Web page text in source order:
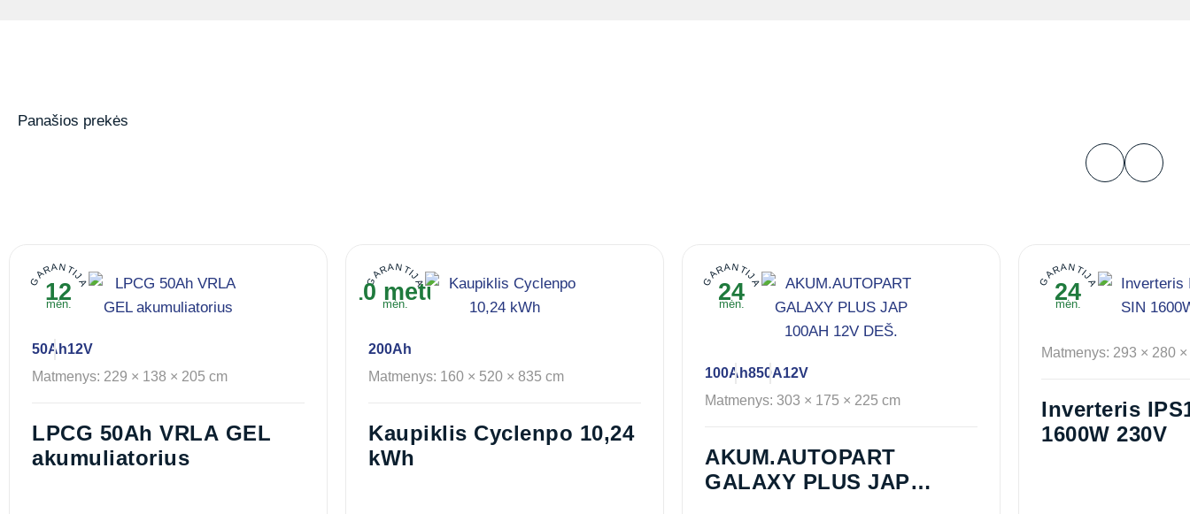
Panašios prekės
GARANTIJA
12
mėn.
50Ah12V
Matmenys: 229 × 138 × 205 cm
LPCG 50Ah VRLA GEL
akumuliatorius
GARANTIJA
10 metų
mėn.
200Ah
Matmenys: 160 × 520 × 835 cm
Kaupiklis Cyclenpo 10,24
kWh
GARANTIJA
24
mėn.
100Ah850A12V
Matmenys: 303 × 175 × 225 cm
AKUM.AUTOPART
GALAXY PLUS JAP
GARANTIJA
24
mėn.
Matmenys: 293 × 280
Inverteris
1600W 230V